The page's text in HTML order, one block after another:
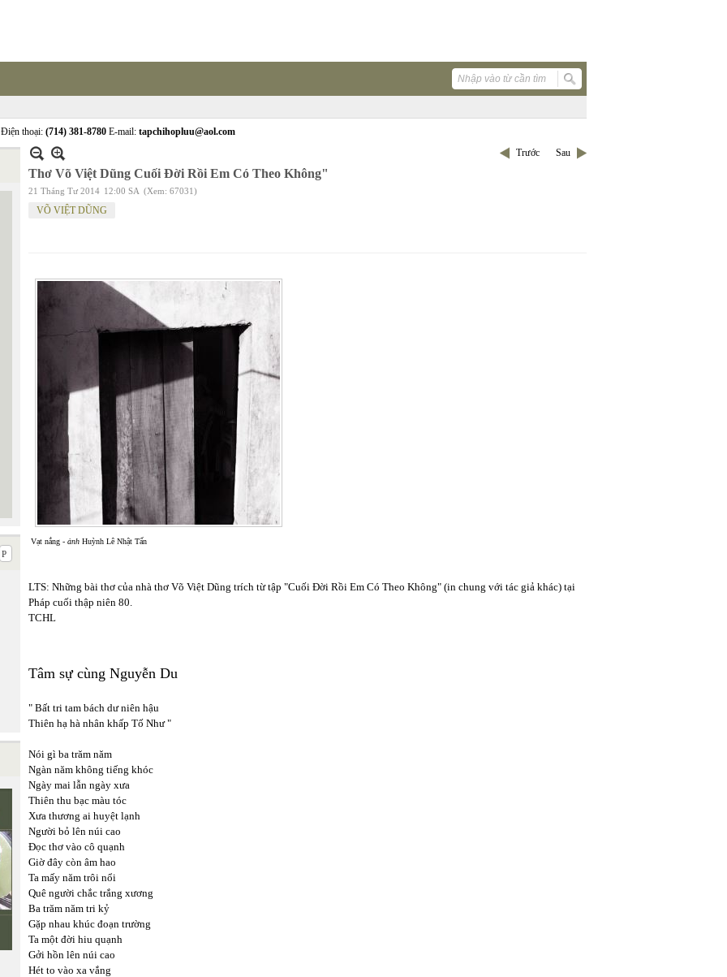
thoại: (714) 381-8780 E-mail: tapchihopluu@aol.com
Trước Sau
Thơ Võ Việt Dũng Cuối Đời Rồi Em Có Theo Không"
21 Tháng Tư 2014 12:00 SA (Xem: 67031)
VÕ VIỆT DŨNG
Vạt nắng - ảnh Huỳnh Lê Nhật Tấn
LTS: Những bài thơ của nhà thơ Võ Việt Dũng trích từ tập "Cuối Đời Rồi Em Có Theo Không" (in chung với tác giả khác) tại
Pháp cuối thập niên 80.
TCHL
Tâm sự cùng Nguyễn Du
" Bất tri tam bách dư niên hậu
Thiên hạ hà nhân khấp Tố Như "
Nói gì ba trăm năm
Ngàn năm không tiếng khóc
Ngày mai lẫn ngày xưa
Thiên thu bạc màu tóc
Xưa thương ai huyệt lạnh
Người bỏ lên núi cao
Đọc thơ vào cô quạnh
Giờ đây còn âm hao
Ta mấy năm trôi nổi
Quê người chắc trắng xương
Ba trăm năm tri kỷ
Gặp nhau khúc đoạn trường
Ta một đời hiu quạnh
Gởi hồn lên núi cao
Hét to vào xa vắng